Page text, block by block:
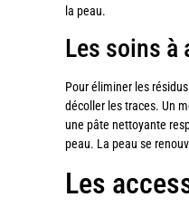
la peau.
Les soins à
Pour éliminer les
décoller les traces. Un
une pâte nettoyante
peau. La peau se
Les